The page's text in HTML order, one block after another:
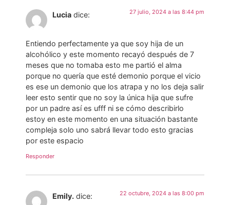
Lucia dice: 27 julio, 2024 a las 8:44 pm
Entiendo perfectamente ya que soy hija de un
alcohólico y este momento recayó después de 7
meses que no tomaba esto me partió el alma
porque no quería que esté demonio porque el vicio
es ese un demonio que los atrapa y no los deja salir
leer esto sentir que no soy la única hija que sufre
por un padre así es ufff ni se cómo describirlo
estoy en este momento en una situación bastante
compleja solo uno sabrá llevar todo esto gracias
por este espacio
Responder
Emily. dice: 22 octubre, 2024 a las 8:00 pm